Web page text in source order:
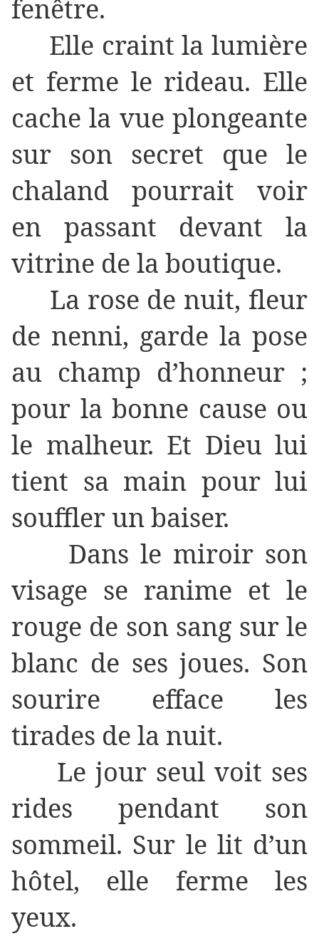
fenêtre.
Elle craint la lumière
et ferme le rideau. Elle
cache la vue plongeante
sur son secret que le
chaland pourrait voir
en passant devant la
vitrine de la boutique.
La rose de nuit, fleur
de nenni, garde la pose
au champ d’honneur ;
pour la bonne cause ou
le malheur. Et Dieu lui
tient sa main pour lui
souffler un baiser.
Dans le miroir son
visage se ranime et le
rouge de son sang sur le
blanc de ses joues. Son
sourire efface les
tirades de la nuit.
Le jour seul voit ses
rides pendant son
sommeil. Sur le lit d’un
hôtel, elle ferme les
yeux.